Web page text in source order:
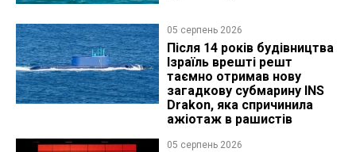
05 серпень 2026
Після 14 років будівництва
Ізраїль врешті решт
таємно отримав нову
загадкову субмарину INS
Drakon, яка спричинила
ажіотаж в рашистів
05 серпень 2026